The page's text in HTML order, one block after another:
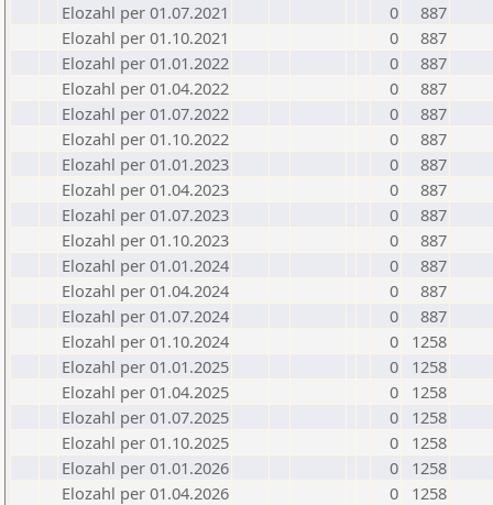
Elozahl per 01.07.2021
0
887
Elozahl per 01.10.2021
0
887
Elozahl per 01.01.2022
0
887
Elozahl per 01.04.2022
0
887
Elozahl per 01.07.2022
0
887
Elozahl per 01.10.2022
0
887
Elozahl per 01.01.2023
0
887
Elozahl per 01.04.2023
0
887
Elozahl per 01.07.2023
0
887
Elozahl per 01.10.2023
0
887
Elozahl per 01.01.2024
0
887
Elozahl per 01.04.2024
0
887
Elozahl per 01.07.2024
0
887
Elozahl per 01.10.2024
0
1258
Elozahl per 01.01.2025
0
1258
Elozahl per 01.04.2025
0
1258
Elozahl per 01.07.2025
0
1258
Elozahl per 01.10.2025
0
1258
Elozahl per 01.01.2026
0
1258
Elozahl per 01.04.2026
0
1258